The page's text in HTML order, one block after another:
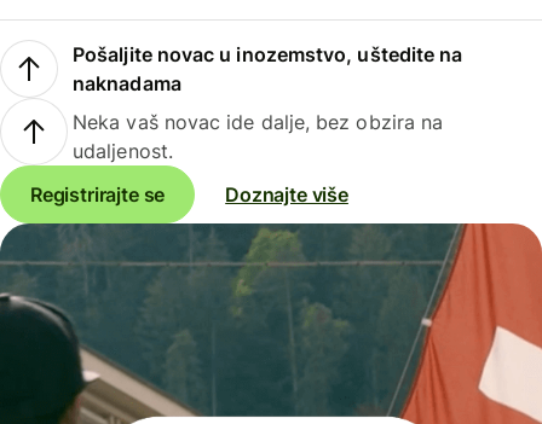
Pošaljite novac u inozemstvo, uštedite na
naknadama
Neka vaš novac ide dalje, bez obzira na
udaljenost.
Registrirajte se
Doznajte više